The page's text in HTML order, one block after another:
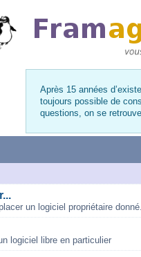
Après 15 années
toujours possible de
questions, on se
un logiciel propriétaire
logiciel libre en particulier